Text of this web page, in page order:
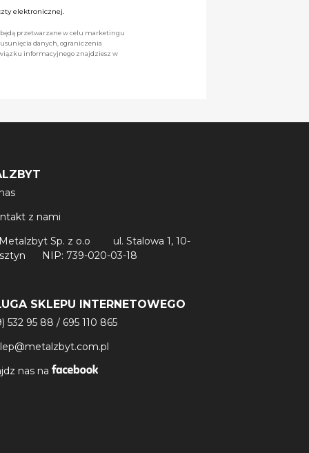
elektronicznej.
będą przetwarzane w celu marketingu
danych, ograniczenia
informacyjnego znajdziesz w
z nami
Sp. z o.o
ul. Stalowa 1, 10-
NIP: 739-020-03-18
SKLEPU INTERNETOWEGO
532 95 88 / 695 110 865
nas na